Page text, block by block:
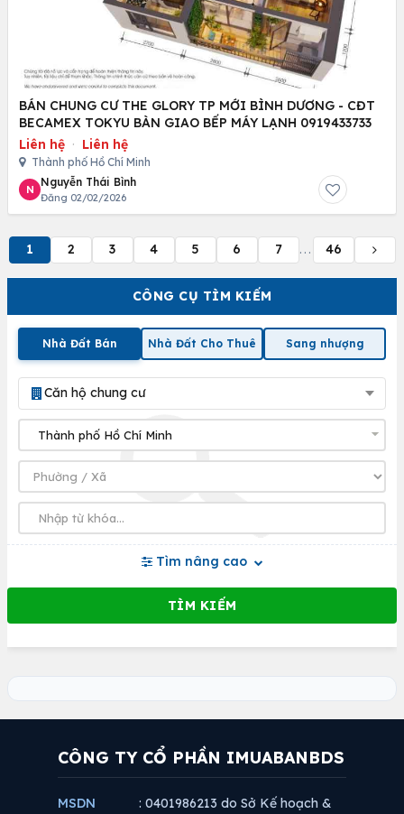
CÔNG CỤ TÌM KIẾM
Nhà Đất Bán Nhà Đất Cho Thuê Sang nhượng
Căn hộ chung cư
Tìm nâng cao
BÁN CHUNG CƯ THE GLORY TP MỚI BÌNH DƯƠNG - CĐT
BECAMEX TOKYU BÀN GIAO BẾP MÁY LẠNH 0919433733
Liên hệ · Liên hệ
Thành phố Hồ Chí Minh
N
Nguyễn Thái Bình
Đăng 02/02/2026
1 2 3 4 5 6 7 ... 46
CÔNG TY CỔ PHẦN IMUABANBDS
MSDN
: 0401986213 do Sở Kế hoạch &